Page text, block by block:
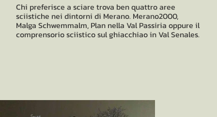
Chi preferisce a sciare trova ben quattro aree
sciistiche nei dintorni di Merano. Merano2000,
Malga Schwemmalm, Plan nella Val Passiria oppure il
comprensorio sciistico sul ghiacchiao in Val Senales.